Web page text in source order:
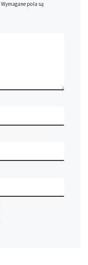
Wymagane pola są